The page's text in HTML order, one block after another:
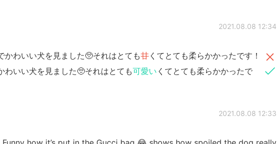
2021.08.08 12:34
かわいい犬を見ました🥺それはとても甘 くてとても柔らかかったです！
わいい犬を見ました🥺それはとても可愛い くてとても柔らかかったで
2021.08.08 12:33